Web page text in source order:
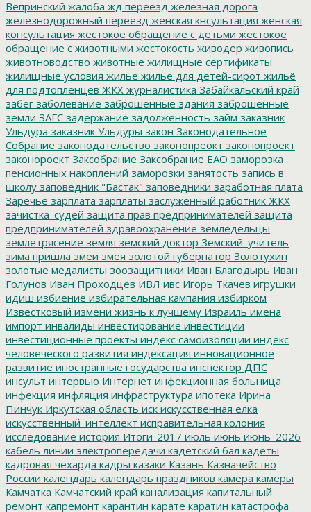
Вепринский жалоба жд переезд железная дорога
железнодорожный переезд женская кнсультация женская
консультация жестокое обращение с детьми жестокое
обращение с животными жестокость живодер живопись
животноводство животные жилищные сертификаты
жилищные условия жилье жилье для детей-сирот жильё
для подтопленцев ЖКХ журналистика Забайкальский край
забег заболевание заброшенные здания заброшенные
земли ЗАГС задержание задолженность займ заказник
Ульдура заказник Ульдуры закон Законодательное
Собрание законодательство законопреокт законопроект
законороект Заксобрание Заксобрание ЕАО заморозка
пенсионных накоплений заморозки занятость запись в
школу заповедник "Бастак" заповедники заработная плата
Заречье зарплата зарплаты заслуженный работник ЖКХ
зачистка_судей защита прав предпринимателей защита
предпринимателей здравоохранение земледельцы
землетрясение земля земский доктор Земский_учитель
зима пришла змеи змея золотой губернатор Золотухин
золотые медалисты зоозащитники Иван Благодырь Иван
Голунов Иван Проходцев ИВЛ ивс Игорь Ткачев игрушки
идиш избиение избирательная кампания избирком
Известковый измени жизнь к лучшему Израиль имена
импорт инвалиды инвестирование инвестиции
инвестиционные проекты индекс самоизоляции индекс
человеческого развития индексация инновационное
развитие иностранные государства инспектор ДПС
инсульт интервью Интернет инфекционная больница
инфекция инфляция инфраструктура ипотека Ирина
Пинчук Иркутская область иск искусственная елка
искусственный_интеллект исправительная колония
исследование история Итоги-2017 июль июнь июнь_2026
кабель линии электропередачи кадетский бал кадеты
кадровая чехарда кадры казаки Казань Казначейство
России календарь календарь праздников камера камеры
Камчатка Камчатский край канализация капитальный
ремонт капремонт карантин карате каратин катастрофа